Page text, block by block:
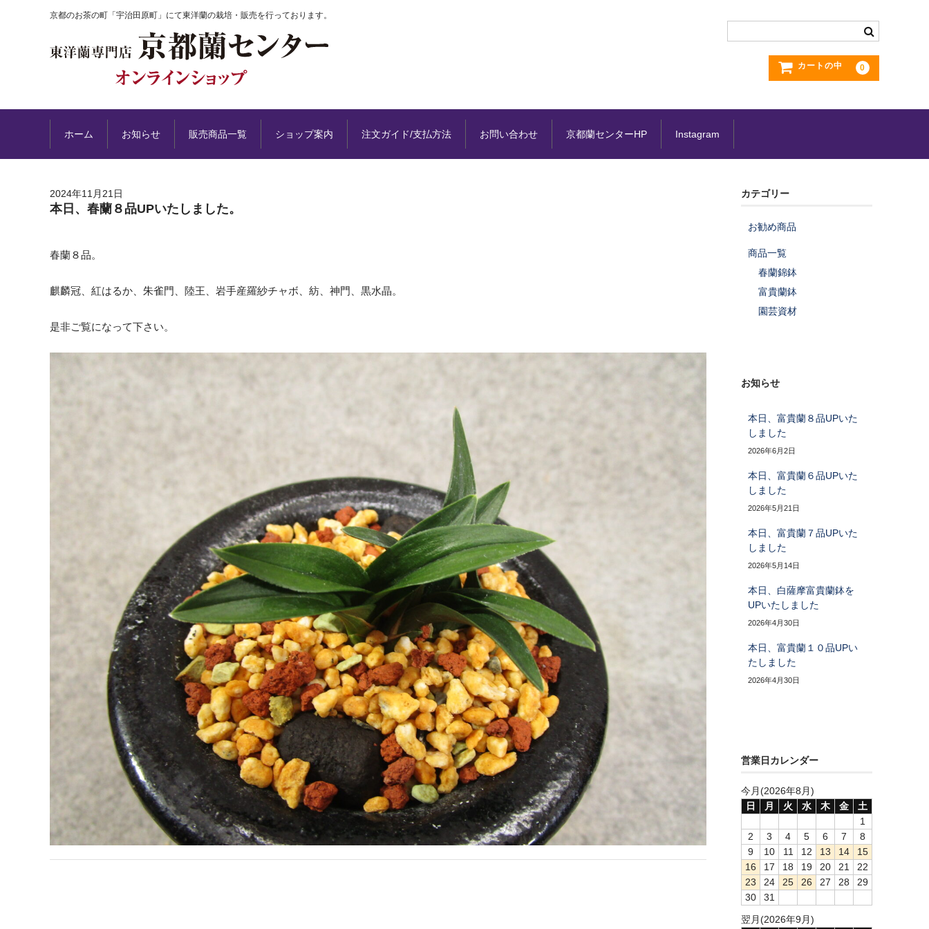
京都のお茶の町「宇治田原町」にて東洋蘭の栽培・販売を行っております。
カートの中 0
ホーム お知らせ 販売商品一覧 ショップ案内 注文ガイド/支払方法 お問い合わせ 京都蘭センターHP Instagram
2024年11月21日
本日、春蘭８品UPいたしました。
春蘭８品。
麒麟冠、紅はるか、朱雀門、陸王、岩手産羅紗チャボ、紡、神門、黒水晶。
是非ご覧になって下さい。
カテゴリー
お勧め商品
商品一覧
春蘭錦鉢
富貴蘭鉢
園芸資材
お知らせ
本日、富貴蘭８品UPいた
しました
2026年6月2日
本日、富貴蘭６品UPいた
しました
2026年5月21日
本日、富貴蘭７品UPいた
しました
2026年5月14日
本日、白薩摩富貴蘭鉢を
UPいたしました
2026年4月30日
本日、富貴蘭１０品UPい
たしました
2026年4月30日
営業日カレンダー
今月(2026年8月)
日
月 火 水 木 金
土
1
2
3 4 5 6 7
8
9
10 11 12 13 14
15
16
17 18 19 20 21
22
23
24 25 26 27 28
29
30
31
翌月(2026年9月)